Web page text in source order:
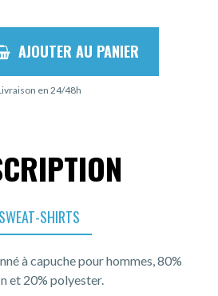
AJOUTER AU PANIER
en 24/48h
SWEAT-SHIRTS
à capuche pour hommes, 80%
et 20% polyester.